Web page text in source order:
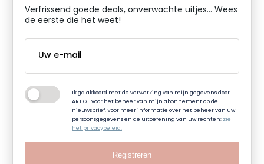
Verfrissend goede deals, onverwachte uitjes... Wees
de eerste die het weet!
Ik ga akkoord met de verwerking van mijn gegevens door
ART GE voor het beheer van mijn abonnement op de
nieuwsbrief. Voor meer informatie over het beheer van uw
persoonsgegevens en de uitoefening van uw rechten:zie
het privacybeleid.
Registreren